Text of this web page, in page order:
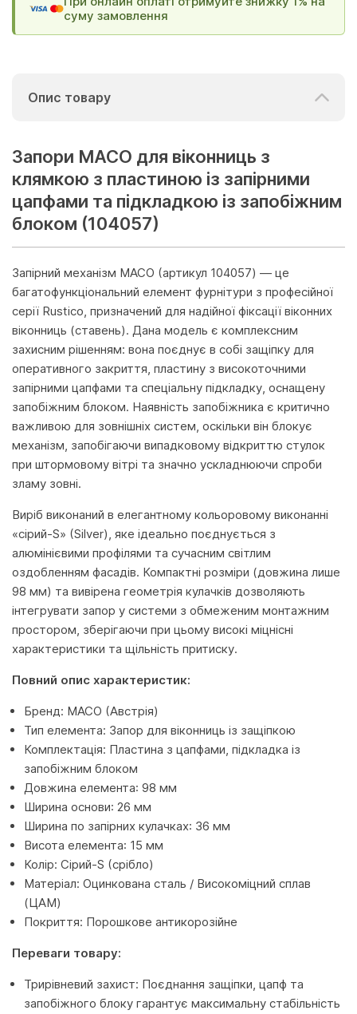
суму замовлення
Опис товару
Запори MACO для віконниць з
клямкою з пластиною із запірними
цапфами та підкладкою із запобіжним
блоком (104057)
Запірний механізм MACO (артикул 104057) — це
багатофункціональний елемент фурнітури з професійної
серії Rustico, призначений для надійної фіксації віконних
віконниць (ставень). Дана модель є комплексним
захисним рішенням: вона поєднує в собі защіпку для
оперативного закриття, пластину з високоточними
запірними цапфами та спеціальну підкладку, оснащену
запобіжним блоком. Наявність запобіжника є критично
важливою для зовнішніх систем, оскільки він блокує
механізм, запобігаючи випадковому відкриттю стулок
при штормовому вітрі та значно ускладнюючи спроби
зламу зовні.
Виріб виконаний в елегантному кольоровому виконанні
«сірий-S» (Silver), яке ідеально поєднується з
алюмінієвими профілями та сучасним світлим
оздобленням фасадів. Компактні розміри (довжина лише
98 мм) та вивірена геометрія кулачків дозволяють
інтегрувати запор у системи з обмеженим монтажним
простором, зберігаючи при цьому високі міцнісні
характеристики та щільність притиску.
Повний опис характеристик:
Бренд: MACO (Австрія)
Тип елемента: Запор для віконниць із защіпкою
Комплектація: Пластина з цапфами, підкладка із
запобіжним блоком
Довжина елемента: 98 мм
Ширина основи: 26 мм
Ширина по запірних кулачках: 36 мм
Висота елемента: 15 мм
Колір: Сірий-S (срібло)
Матеріал: Оцинкована сталь / Високоміцний сплав
(ЦАМ)
Покриття: Порошкове антикорозійне
Переваги товару:
Трирівневий захист: Поєднання защіпки, цапф та
запобіжного блоку гарантує максимальну стабільність